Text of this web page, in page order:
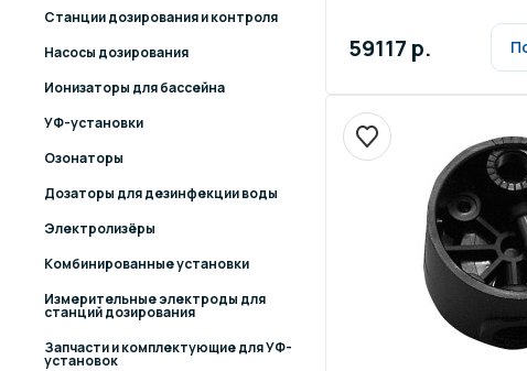
Станции дозирования и контроля
Насосы дозирования
Ионизаторы для бассейна
УФ-установки
Озонаторы
Дозаторы для дезинфекции воды
Электролизёры
Комбинированные установки
Измерительные электроды для
станций дозирования
Запчасти и комплектующие для УФ-
установок
59117 р.